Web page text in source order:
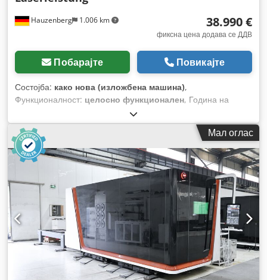
Hauzenberg 1.006 km 38.990 €
фиксна цена додава се ДДВ
Побарајте Повикајте
Состојба: како нова (изложбена машина),
Функционалност: целосно функционален, Година на
, работни часови:
CNC управување, степен на автоматизација:автоматски,
тип на активирање:
, тип на ласер: влакнест
ласер, произведувач на ласерски извори:MAX Photonics,
моќност на ласерот:3.000 W, бранова должина на ласерот:
, макс. дебелина на лим:20 мм , максимална
дебелина на челичен лим:
20 мм, максимална дебелина на
лим од не'рѓосувачки челик:10 мм , влезна фреквенција:50
Hz
, тип на влезен струја:трифазен , тип на ладење: вода
врска за компримиран воздух:8 греда, вкупна тежина:
2.800 кг, Опрема:Ознака CE, безбедносна светлосна
завеса, документација / прирачник, екстракција на
прав, извлекување на чад, итно стопирање, ладилна
единица, централизирана система за подмачкување
Мал оглас